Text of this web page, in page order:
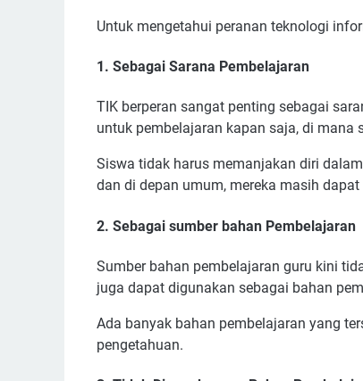
Untuk mengetahui peranan teknologi
1. Sebagai Sarana Pembelajaran
TIK berperan sangat penting sebagai
untuk pembelajaran kapan saja, di mana
Siswa tidak harus memanjakan diri
dan di depan umum, mereka masih
2. Sebagai sumber bahan Pembelajaran
Sumber bahan pembelajaran guru kini
juga dapat digunakan sebagai bahan
Ada banyak bahan pembelajaran yang
pengetahuan.